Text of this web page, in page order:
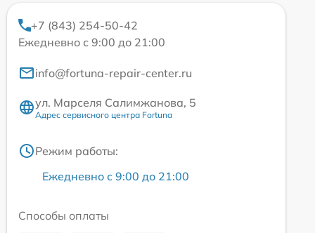
+7 (843) 254-50-42
Ежедневно с 9:00 до 21:00
info@fortuna-repair-center.ru
ул. Марселя Салимжанова, 5
Адрес сервисного центра Fortuna
Режим работы:
Ежедневно с 9:00 до 21:00
Способы оплаты